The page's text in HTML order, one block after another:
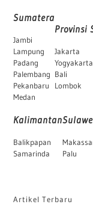
Sumatera
Jambi
Lampung
Padang
Palembang
Pekanbaru
Medan
Provinsi
Jakarta
Yogyakarta
Bali
Lombok
Kalimantan
Balikpapan
Samarinda
Palu
Artikel Terbaru